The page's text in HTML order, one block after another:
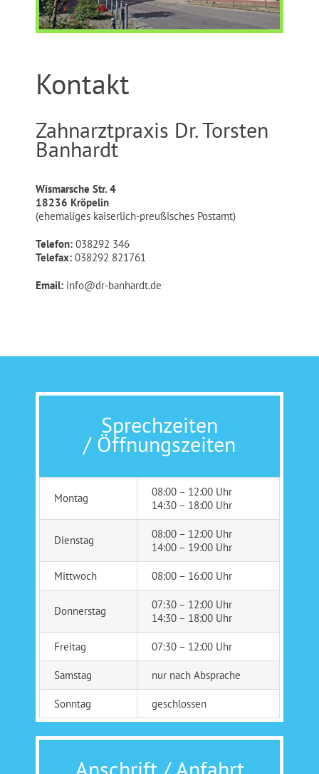
Kontakt
Zahnarztpraxis Dr. Torsten
Banhardt
Wismarsche Str. 4
18236 Kröpelin
(ehemaliges kaiserlich-preußisches Postamt)
Telefon: 038292 346
Telefax: 038292 821761
Email: info@dr-banhardt.de
Sprechzeiten
/ Öffnungszeiten
Montag
08:00 – 12:00 Uhr
14:30 – 18:00 Uhr
Dienstag
08:00 – 12:00 Uhr
14:00 – 19:00 Uhr
Mittwoch 08:00 – 16:00 Uhr
Donnerstag
07:30 – 12:00 Uhr
14:30 – 18:00 Uhr
Freitag 07:30 – 12:00 Uhr
Samstag nur nach Absprache
Sonntag geschlossen